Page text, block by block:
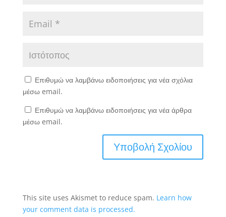
Επιθυμώ να λαμβάνω ειδοποιήσεις για νέα σχόλια
μέσω email.
Επιθυμώ να λαμβάνω ειδοποιήσεις για νέα άρθρα
μέσω email.
This site uses Akismet to reduce spam. Learn how
your comment data is processed.